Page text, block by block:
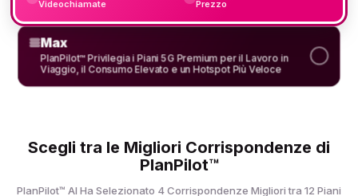
Videochiamate
Prezzo
Max
PlanPilot™ Privilegia i Piani 5G Premium per il Lavoro in
Viaggio, il Consumo Elevato e un Hotspot Più Veloce
Scegli tra le Migliori Corrispondenze di
PlanPilot™
PlanPilot™ AI Ha Selezionato 4 Corrispondenze Migliori tra 12 Piani